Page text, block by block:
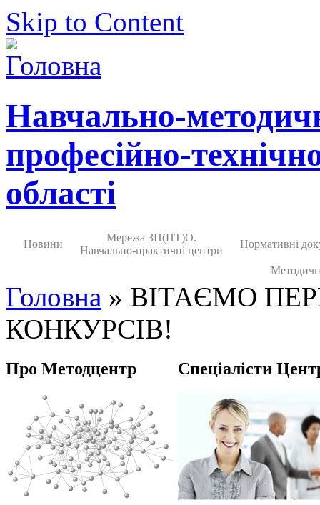
Skip to Content
Навчально-
професійно-
області
Новини
Мережа ЗП(ПТ)О.
Навчально-практичні центри
Нормативні
Головна » ВІТАЄМО
КОНКУРСІВ!
Про Методцентр Спеціалісти